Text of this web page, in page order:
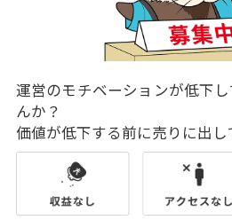
運営のモチベーションが低下
んか？
価値が低下する前に売りに出し